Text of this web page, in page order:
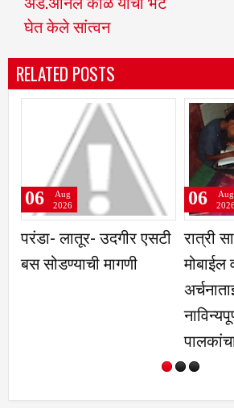
घेत केले सांत्वन
RELATED POSTS
उदगीर एसटी
मागणी
रात्री सात ते नऊ पर्यंत
मोबाईल व टीव्ही बंद,
अर्चनाताई पाटील यांच्या
नाविन्यपूर्ण उपक्रमास
पालकांचा प्रतिसाद
06
Aug
2026